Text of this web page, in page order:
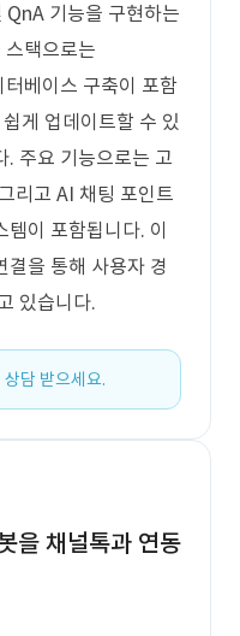
기능을 구현하는
택으로는
베이스 구축이 포함
게 업데이트할 수 있
. 주요 기능으로는 고
리고 AI 채팅 포인트
이 포함됩니다. 이
결을 통해 사용자 경
있습니다.
담 받으세요.
을 채널톡과 연동